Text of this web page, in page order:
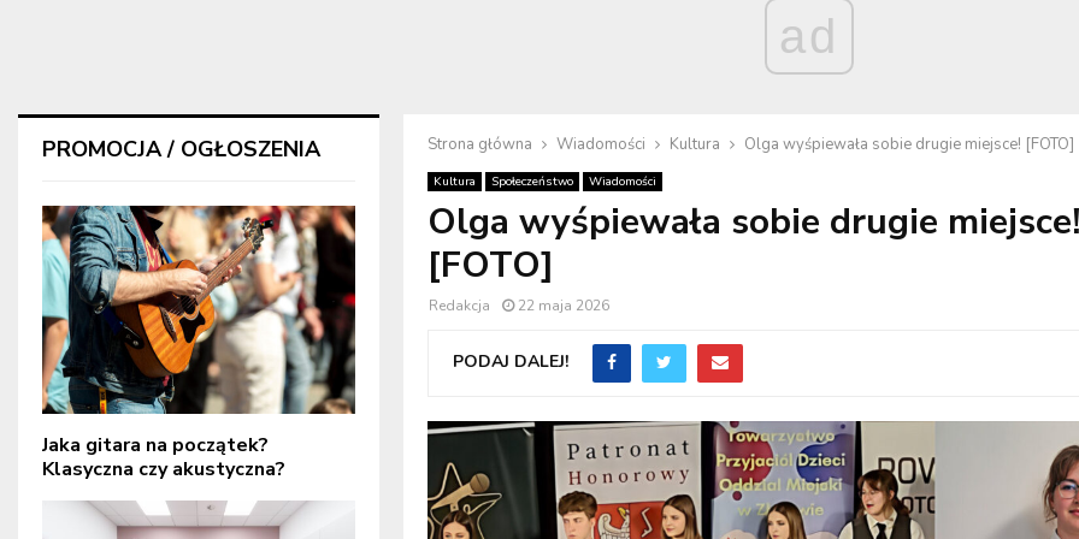
ad
Strona główna Wiadomości Kultura Olga wyśpiewała sobie drugie miejsce! [FOTO]
Kultura Społeczeństwo Wiadomości
Olga wyśpiewała sobie drugie miejsce!
[FOTO]
Redakcja 22 maja 2026
PODAJ DALEJ!
PROMOCJA / OGŁOSZENIA
Jaka gitara na początek?
Klasyczna czy akustyczna?